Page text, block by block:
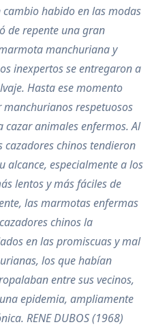
habido en las modas
de repente una gran
manchuriana y
inexpertos se entregaron a
Hasta ese momento
respetuosos
animales enfermos. Al
chinos tendieron
alcance, especialmente a los
lentos y más fáciles de
las marmotas enfermas
chinos la
en las promiscuas y mal
los que habían
entre sus vecinos,
epidemia, ampliamente
RENE DUBOS (1968)